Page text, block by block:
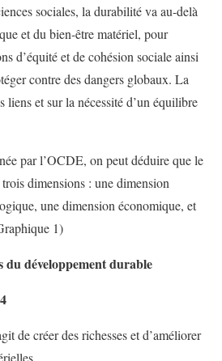
sociales, la durabilité va au-delà
et du bien-être matériel, pour
d’équité et de cohésion sociale ainsi
contre des dangers globaux. La
liens et sur la nécessité d’un équilibre
par l’OCDE, on peut déduire que le
dimensions : une dimension
une dimension économique, et
1)
développement durable
de créer des richesses et d’améliorer